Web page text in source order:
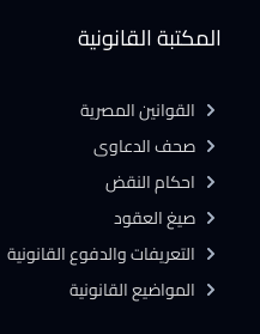
المكتبة القانونية
القوانين المصرية
صحف الدعاوى
احكام النقض
صيغ العقود
التعريفات والدفوع القانونية
المواضيع القانونية